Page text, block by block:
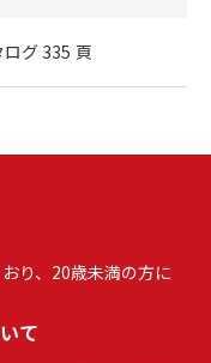
グ 335 頁
り、20歳未満の方に
て